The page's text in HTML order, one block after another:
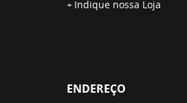
Indique nossa Loja
ENDEREÇO